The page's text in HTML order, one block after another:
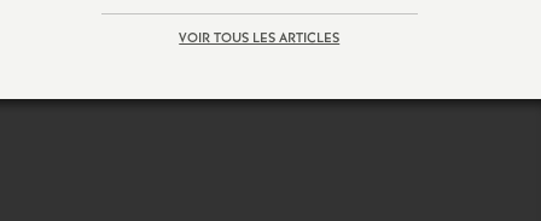
VOIR TOUS LES ARTICLES